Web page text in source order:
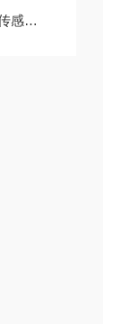
原理